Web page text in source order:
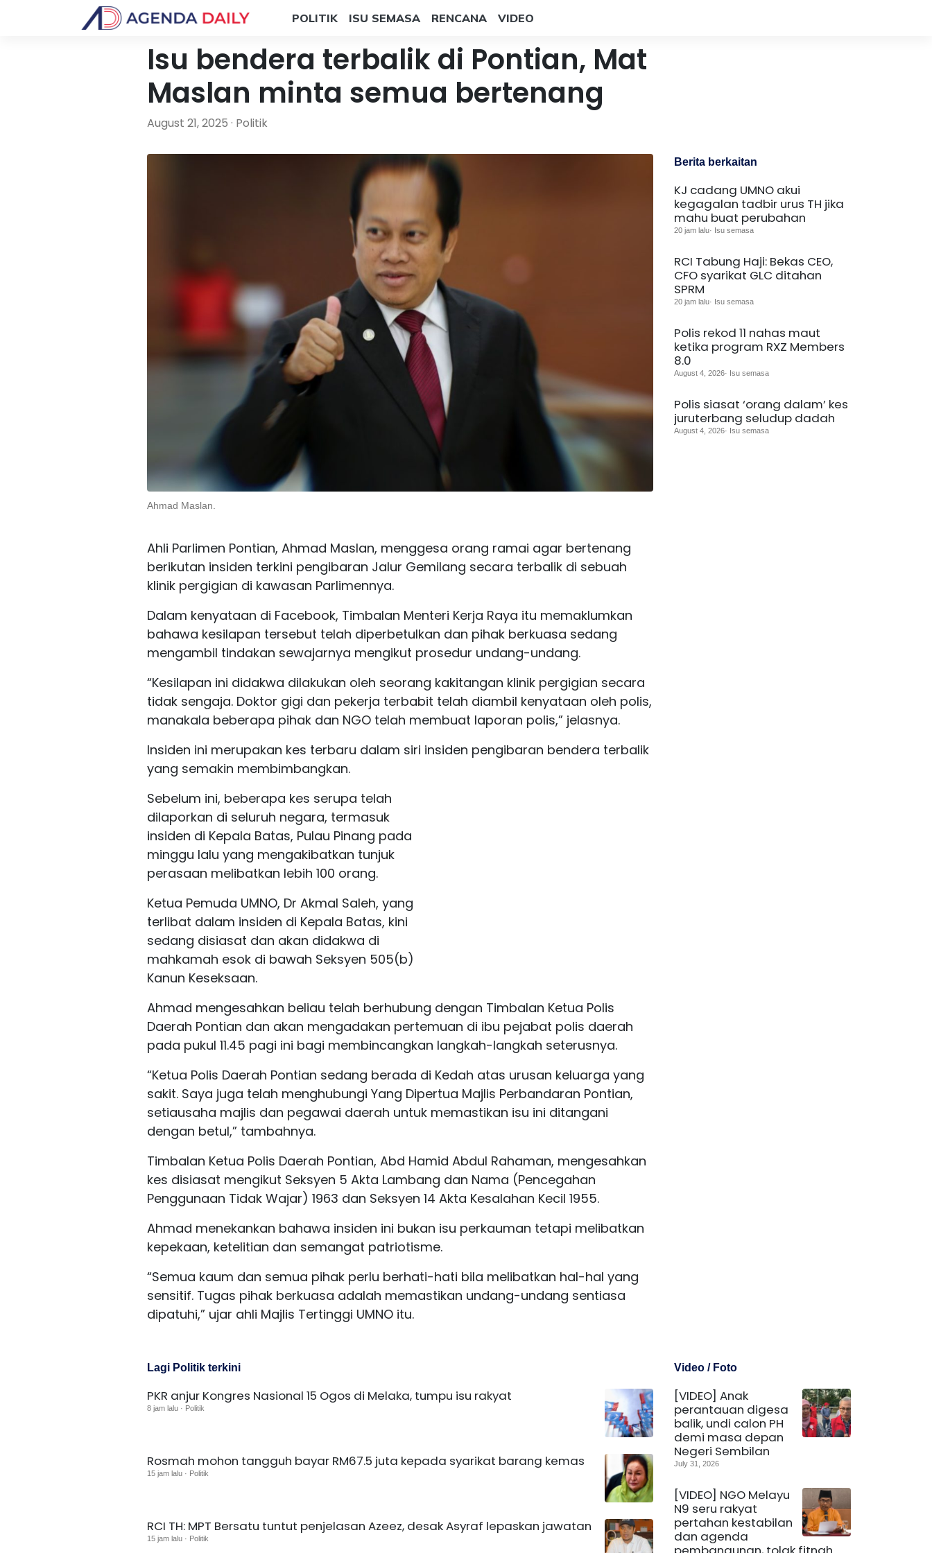
POLITIK ISU SEMASA RENCANA VIDEO
Isu bendera terbalik di Pontian, Mat
Maslan minta semua bertenang
August 21, 2025 · Politik
Ahmad Maslan.
Ahli Parlimen Pontian, Ahmad Maslan, menggesa orang ramai agar bertenang
berikutan insiden terkini pengibaran Jalur Gemilang secara terbalik di sebuah
klinik pergigian di kawasan Parlimennya.
Dalam kenyataan di Facebook, Timbalan Menteri Kerja Raya itu memaklumkan
bahawa kesilapan tersebut telah diperbetulkan dan pihak berkuasa sedang
mengambil tindakan sewajarnya mengikut prosedur undang-undang.
“Kesilapan ini didakwa dilakukan oleh seorang kakitangan klinik pergigian secara
tidak sengaja. Doktor gigi dan pekerja terbabit telah diambil kenyataan oleh polis,
manakala beberapa pihak dan NGO telah membuat laporan polis,” jelasnya.
Insiden ini merupakan kes terbaru dalam siri insiden pengibaran bendera terbalik
yang semakin membimbangkan.
Sebelum ini, beberapa kes serupa telah
dilaporkan di seluruh negara, termasuk
insiden di Kepala Batas, Pulau Pinang pada
minggu lalu yang mengakibatkan tunjuk
perasaan melibatkan lebih 100 orang.
Ketua Pemuda UMNO, Dr Akmal Saleh, yang
terlibat dalam insiden di Kepala Batas, kini
sedang disiasat dan akan didakwa di
mahkamah esok di bawah Seksyen 505(b)
Kanun Keseksaan.
Ahmad mengesahkan beliau telah berhubung dengan Timbalan Ketua Polis
Daerah Pontian dan akan mengadakan pertemuan di ibu pejabat polis daerah
pada pukul 11.45 pagi ini bagi membincangkan langkah-langkah seterusnya.
“Ketua Polis Daerah Pontian sedang berada di Kedah atas urusan keluarga yang
sakit. Saya juga telah menghubungi Yang Dipertua Majlis Perbandaran Pontian,
setiausaha majlis dan pegawai daerah untuk memastikan isu ini ditangani
dengan betul,” tambahnya.
Timbalan Ketua Polis Daerah Pontian, Abd Hamid Abdul Rahaman, mengesahkan
kes disiasat mengikut Seksyen 5 Akta Lambang dan Nama (Pencegahan
Penggunaan Tidak Wajar) 1963 dan Seksyen 14 Akta Kesalahan Kecil 1955.
Ahmad menekankan bahawa insiden ini bukan isu perkauman tetapi melibatkan
kepekaan, ketelitian dan semangat patriotisme.
“Semua kaum dan semua pihak perlu berhati-hati bila melibatkan hal-hal yang
sensitif. Tugas pihak berkuasa adalah memastikan undang-undang sentiasa
dipatuhi,” ujar ahli Majlis Tertinggi UMNO itu.
Berita berkaitan
KJ cadang UMNO akui
kegagalan tadbir urus TH jika
mahu buat perubahan
20 jam lalu· Isu semasa
RCI Tabung Haji: Bekas CEO,
CFO syarikat GLC ditahan
SPRM
20 jam lalu· Isu semasa
Polis rekod 11 nahas maut
ketika program RXZ Members
8.0
August 4, 2026· Isu semasa
Polis siasat ‘orang dalam’ kes
juruterbang seludup dadah
August 4, 2026· Isu semasa
Lagi Politik terkini
PKR anjur Kongres Nasional 15 Ogos di Melaka, tumpu isu rakyat
8 jam lalu · Politik
Rosmah mohon tangguh bayar RM67.5 juta kepada syarikat barang kemas
15 jam lalu · Politik
RCI TH: MPT Bersatu tuntut penjelasan Azeez, desak Asyraf lepaskan jawatan
15 jam lalu · Politik
Video / Foto
[VIDEO] Anak
perantauan digesa
balik, undi calon PH
demi masa depan
Negeri Sembilan
July 31, 2026
[VIDEO] NGO Melayu
N9 seru rakyat
pertahan kestabilan
dan agenda